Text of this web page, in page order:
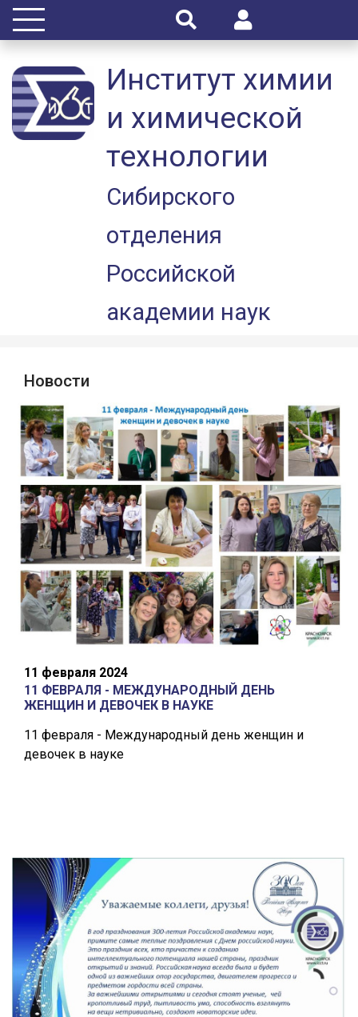
Институт химии
и химической
технологии
Сибирского
отделения
Российской
академии наук
Новости
11 февраля 2024
11 ФЕВРАЛЯ - МЕЖДУНАРОДНЫЙ ДЕНЬ
ЖЕНЩИН И ДЕВОЧЕК В НАУКЕ
11 февраля - Международный день женщин и
девочек в науке